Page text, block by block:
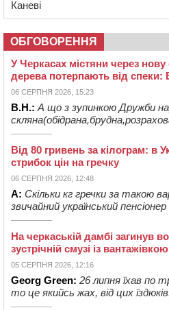
Каневі
ОБГОВОРЕННЯ
У Черкасах містяни через нову
дерева потерпають від спеки:
06 СЕРПНЯ 2026, 15:23
В.Н.: А що з зупинкою Дружби
Від 80 гривень за кілограм: в
стрибок цін на гречку
06 СЕРПНЯ 2026, 12:48
А: Скільки кг гречки за такою
звичайний український
На черкаській дамбі загинув
зустрічній смузі із вантажівкою
05 СЕРПНЯ 2026, 12:16
Georg Green: 26 липня їхав по
то це якийсь жах, від цих